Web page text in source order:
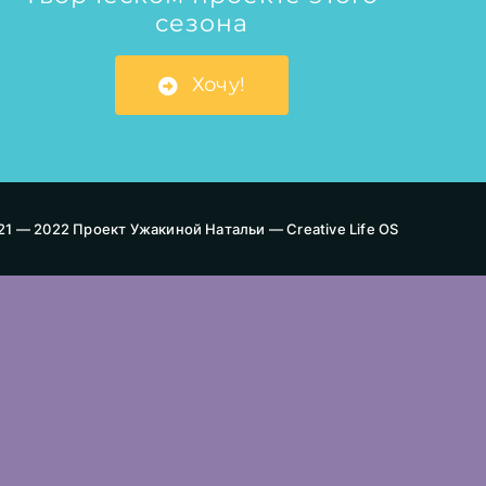
сезона
Хочу!
— 2022 Проект Ужакиной Натальи — Creative Life OS